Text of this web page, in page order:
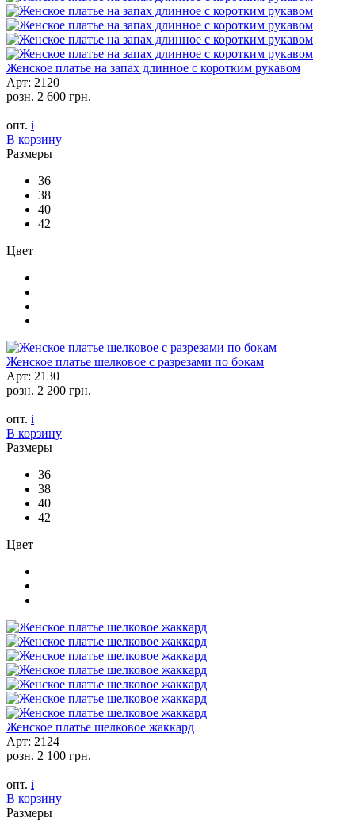
Женское платье на запах длинное с коротким рукавом
Арт: 2120
розн. 2 600 грн.
опт. i
В корзину
Размеры
36
38
40
42
Цвет
Женское платье шелковое с разрезами по бокам
Арт: 2130
розн. 2 200 грн.
опт. i
В корзину
Размеры
36
38
40
42
Цвет
Женское платье шелковое жаккард
Арт: 2124
розн. 2 100 грн.
опт. i
В корзину
Размеры